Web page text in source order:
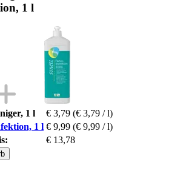
1 l
1 l € 3,79 (€ 3,79 / l)
1 l € 9,99 (€ 9,99 / l)
€ 13,78